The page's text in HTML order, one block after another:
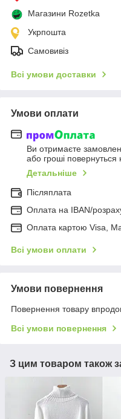
Магазини Rozetka
Укрпошта
Самовивіз
Всі умови доставки
Умови оплати
Ви отримаєте
або гроші повернуться
Детальніше
Післяплата
Оплата на IBAN/
Оплата картою Visa,
Всі умови оплати
Умови повернення
Повернення товару
Всі умови повернення
З цим товаром також